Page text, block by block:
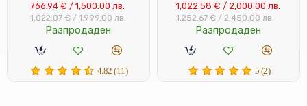
много добър вид
766.94 € / 1,500.00 лв.
1,022.07 € / 1,999.00 лв.
Разпродаден
4.82 (11)
1,022.58 € / 2,000.00 лв.
1,252.67 € / 2,450.00 лв.
Разпродаден
5 (2)